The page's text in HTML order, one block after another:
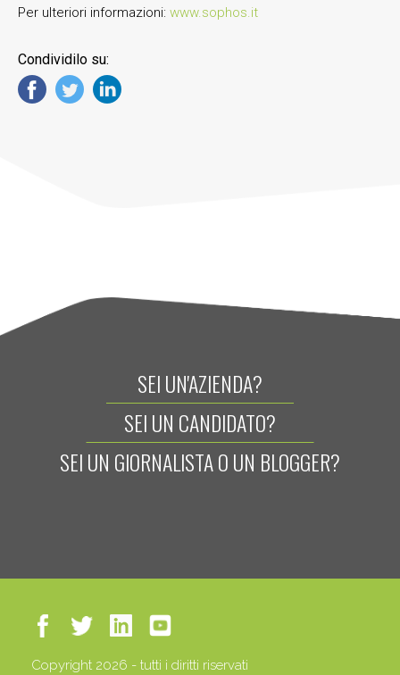
Per ulteriori informazioni: www.sophos.it
Condividilo su:
SEI UN'AZIENDA?
SEI UN CANDIDATO?
SEI UN GIORNALISTA O UN BLOGGER?
Copyright 2026 - tutti i diritti riservati